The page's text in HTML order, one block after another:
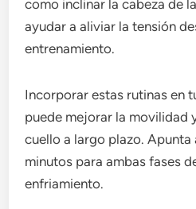
como inclinar la cabeza de
ayudar a aliviar la tensión
entrenamiento.
Incorporar estas rutinas en
puede mejorar la movilidad
cuello a largo plazo. Apunta
minutos para ambas fases
enfriamiento.